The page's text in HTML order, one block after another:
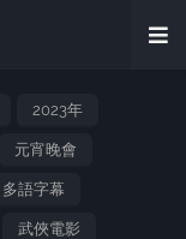
2023年
元宵晚會
多語字幕
武俠電影